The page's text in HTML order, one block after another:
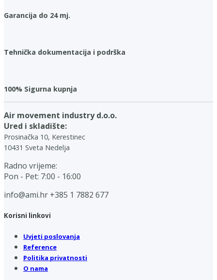
Garancija do 24 mj.
Tehnička dokumentacija i podrška
100% Sigurna kupnja
Air movement industry d.o.o.
Ured i skladište:
Prosinačka 10, Kerestinec
10431 Sveta Nedelja
Radno vrijeme:
Pon - Pet: 7:00 - 16:00
info@ami.hr +385 1 7882 677
Korisni linkovi
Uvjeti poslovanja
Reference
Politika privatnosti
O nama